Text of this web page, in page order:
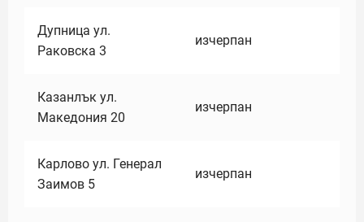
Дупница ул.
Раковска 3
изчерпан
Казанлък ул.
Македония 20
изчерпан
Карлово ул. Генерал
Заимов 5
изчерпан